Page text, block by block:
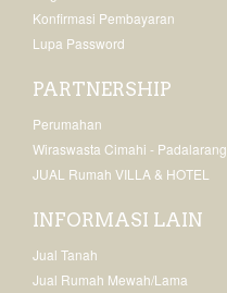
Konfirmasi Pembayaran
Lupa Password
PARTNERSHIP
Perumahan
Wiraswasta Cimahi - Padalarang
JUAL Rumah VILLA & HOTEL
INFORMASI LAIN
Jual Tanah
Jual Rumah Mewah/Lama